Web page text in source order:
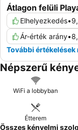
Átlagon felüli
Elhelyezkedés•
Ár-érték arány•
További
Népszerű
WiFi a lobbyban
Étterem
Összes kényelmi